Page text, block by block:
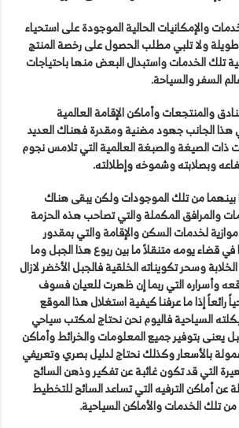
والإمكانيات الحالية الموجودة على استحياء
ولا تلبي مطلب الحصول على رخصة المنتج
تلك الخدمات واستبدال البعض منها باحتياجات
السفر والسياحة.
والمنتجعات وأماكن الإقامة العالمية
هذا الجانب جهود مضنية ومقدرة فهناك العديد
ذات الصيغة والصبغة العالمية التي تلامس نجوم
وبصلابته وشموخه وإطلالته.
من تلك الموجودات ولكن يبقى هناك
والمرافق المكملة والتي تصاحب هذه الحزمة
لخدمات السكن والإقامة والتي بمقدور
في قضاء يومه متنقلاً ما بين ربوع هذا الجبل وما
وسحر تكويناته الخلقية فالجبل الأخضر لازال
وأسراره التي ربما إن ظهرت للعيان فسوف
إذا ما عرفنا كيفية استغلال هذا الموقع
السياحية فاليوم نحن نحتاج لمكتب سياحي
يعنى بتوفير جميع المعلومات والخرائط وأماكن
بالأسعار وكذلك نحتاج لدليل بصري وتعريفي
التي قد تكون غائبة عن تفكير وذهن السائح
عن أماكن الترفيه التي تساعد السائح للتخطيط
تلك الخدمات والأماكن السياحية.